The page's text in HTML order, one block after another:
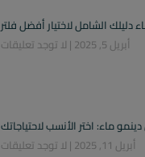
دليلك الشامل لاختيار أفضل فلتر
أبريل 5, 2025
لا توجد تعليقات
ماء: اختر الأنسب لاحتياجاتك
أبريل 11, 2025
لا توجد تعليقات